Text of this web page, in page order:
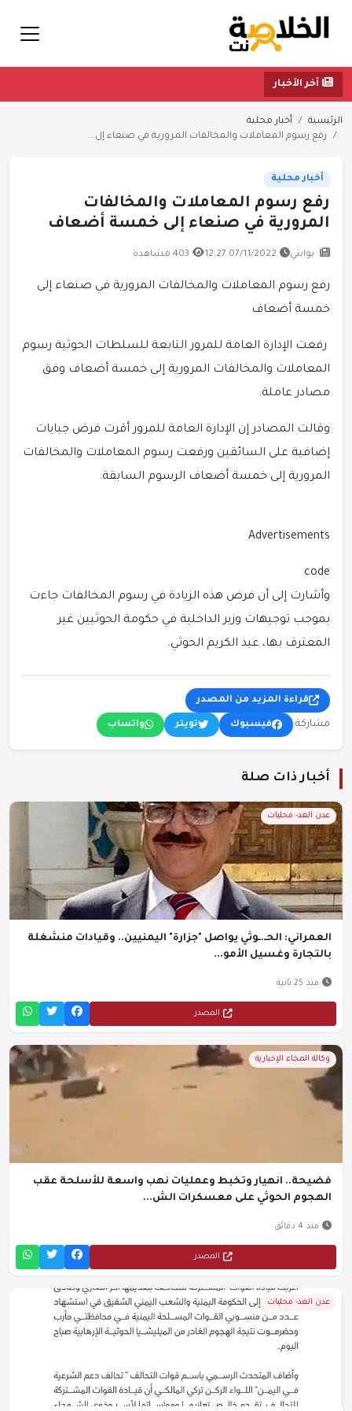
آخر الأخبار
الرئيسية
أخبار محلية
رفع رسوم المعاملات والمخالفات المرورية في صنعاء إل...
أخبار محلية
رفع رسوم المعاملات والمخالفات
المرورية في صنعاء إلى خمسة أضعاف
بوابتي 07/11/2022 12:27 403 مشاهدة
رفع رسوم المعاملات والمخالفات المرورية في صنعاء إلى
خمسة أضعاف
رفعت الإدارة العامة للمرور التابعة للسلطات الحوثية رسوم
المعاملات والمخالفات المرورية إلى خمسة أضعاف وفق
مصادر عاملة.
وقالت المصادر إن الإدارة العامة للمرور أقرت فرض جبايات
إضافية على السائقين ورفعت رسوم المعاملات والمخالفات
المرورية إلى خمسة أضعاف الرسوم السابقة.
Advertisements
code
وأشارت إلى أن فرض هذه الزيادة في رسوم المخالفات جاءت
بموجب توجيهات وزير الداخلية في حكومة الحوثيين غير
المعترف بها، عبد الكريم الحوثي.
قراءة المزيد من المصدر
مشاركة: فيسبوك تويتر واتساب
أخبار ذات صلة
عدن الغد- محليات
العمراني: الحـ.ـوثي يواصل "جزارة" اليمنيين.. وقيادات منشغلة
بالتجارة وغسيل الأمو...
منذ 25 ثانية
المصدر
وكالة المخاء الإخبارية
فضيحة.. انهيار وتخبط وعمليات نهب واسعة للأسلحة عقب
الهجوم الحوثي على معسكرات الش...
منذ 4 دقائق
المصدر
عدن الغد- محليات